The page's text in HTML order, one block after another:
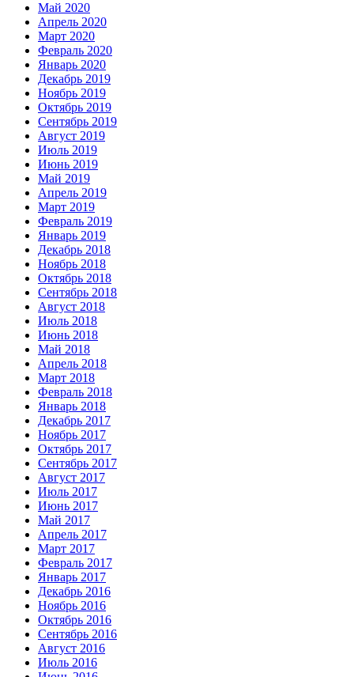
Май 2020
Апрель 2020
Март 2020
Февраль 2020
Январь 2020
Декабрь 2019
Ноябрь 2019
Октябрь 2019
Сентябрь 2019
Август 2019
Июль 2019
Июнь 2019
Май 2019
Апрель 2019
Март 2019
Февраль 2019
Январь 2019
Декабрь 2018
Ноябрь 2018
Октябрь 2018
Сентябрь 2018
Август 2018
Июль 2018
Июнь 2018
Май 2018
Апрель 2018
Март 2018
Февраль 2018
Январь 2018
Декабрь 2017
Ноябрь 2017
Октябрь 2017
Сентябрь 2017
Август 2017
Июль 2017
Июнь 2017
Май 2017
Апрель 2017
Март 2017
Февраль 2017
Январь 2017
Декабрь 2016
Ноябрь 2016
Октябрь 2016
Сентябрь 2016
Август 2016
Июль 2016